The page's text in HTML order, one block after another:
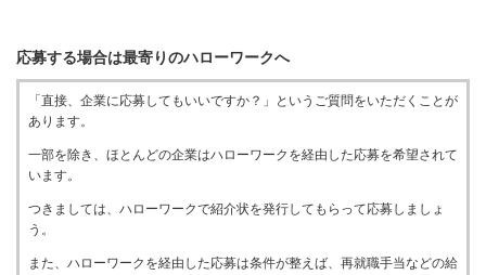
応募する場合は最寄りのハローワークへ
「直接、企業に応募してもいいですか？」というご質問をいただくことが
あります。
一部を除き、ほとんどの企業はハローワークを経由した応募を希望されて
います。
つきましては、ハローワークで紹介状を発行してもらって応募しましょ
う。
また、ハローワークを経由した応募は条件が整えば、再就職手当などの給